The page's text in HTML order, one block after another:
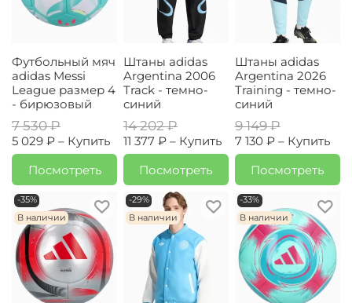
Футбольный мяч
adidas Messi
League размер 4
- бирюзовый
7 530 ₽
5 029 ₽ – Купить
Посмотреть
Штаны adidas
Argentina 2006
Track - темно-
синий
14 202 ₽
11 377 ₽ – Купить
Посмотреть
Штаны adidas
Argentina 2026
Training - темно-
синий
9 149 ₽
7 130 ₽ – Купить
Посмотреть
-35%
В наличии
-29%
В наличии
-33%
В наличии